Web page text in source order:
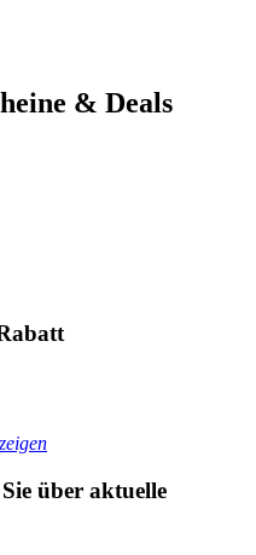
& Deals
über aktuelle